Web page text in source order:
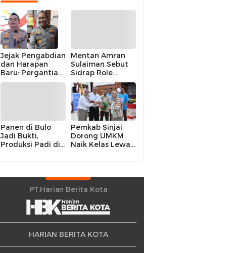
Jejak Pengabdian
dan Harapan
Baru: Pergantian
Kapolres Sidrap
Mentan Amran
Sulaiman Sebut
Sidrap Role
Model Nasional
dalam Menjaga
Stabilitas Harga
Telur
Panen di Bulo
Jadi Bukti,
Produksi Padi di
Kecamatan
Rekor
Peningkatan
Pemkab Sinjai
Dorong UMKM
Naik Kelas Lewat
Strategis
PT.Harian Berita Kota
HARIAN BERITA KOTA